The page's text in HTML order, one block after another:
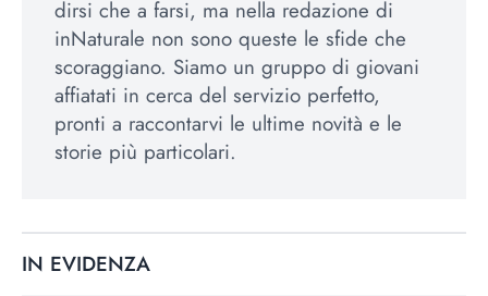
dirsi che a farsi, ma nella redazione di
inNaturale non sono queste le sfide che
scoraggiano. Siamo un gruppo di giovani
affiatati in cerca del servizio perfetto,
pronti a raccontarvi le ultime novità e le
storie più particolari.
IN EVIDENZA